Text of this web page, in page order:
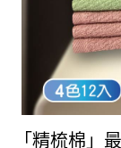
「精梳棉」